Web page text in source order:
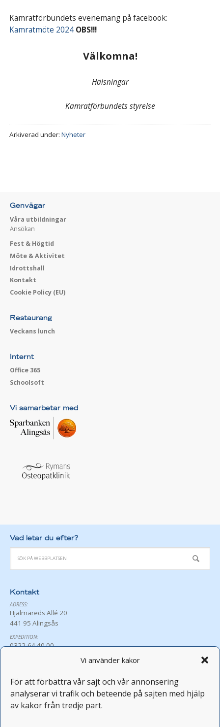
Vi använder kakor
För att förbättra vår sajt och vår annonsering
analyserar vi trafik och beteende på sajten med hjälp
av kakor från tredje part.
Kamratförbundets evenemang på facebook:
Kamratmöte 2024 OBS!!!
Välkomna!
Hälsningar
Kamratförbundets styrelse
Arkiverad under:Nyheter
Genvägar
Våra utbildningar
Ansökan
Fest & Högtid
Möte & Aktivitet
Idrottshall
Kontakt
Cookie Policy (EU)
Restaurang
Veckans lunch
Internt
Office 365
Schoolsoft
Vi samarbetar med
Vad letar du efter?
Kontakt
ADRESS:
Hjälmareds Allé 20
441 95 Alingsås
EXPEDITION:
0322-64 40 00
Må-Fr 8:30-16:00
Avvikande öppettider
PERSONAL:
fornamn.efternamn@hjalmared.se